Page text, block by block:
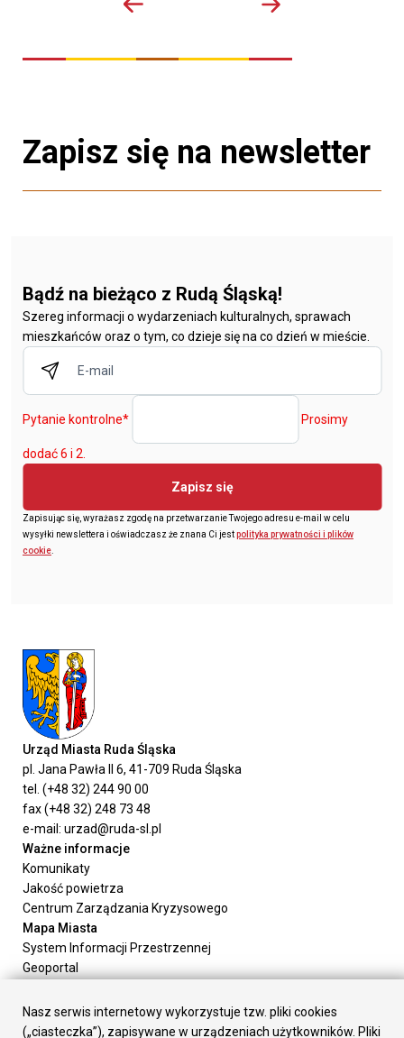
Zapisz się na newsletter
Bądź na bieżąco z Rudą Śląską!
Szereg informacji o wydarzeniach kulturalnych, sprawach
mieszkańców oraz o tym, co dzieje się na co dzień w mieście.
Pytanie kontrolne* Prosimy
dodać 6 i 2.
Zapisz się
Zapisując się, wyrażasz zgodę na przetwarzanie Twojego adresu e-mail w celu
wysyłki newslettera i oświadczasz że znana Ci jestpolityka prywatności i plików
cookie.
Urząd Miasta Ruda Śląska
pl. Jana Pawła II 6, 41-709 Ruda Śląska
tel. (+48 32) 244 90 00
fax (+48 32) 248 73 48
e-mail: urzad@ruda-sl.pl
Ważne informacje
Komunikaty
Jakość powietrza
Centrum Zarządzania Kryzysowego
Mapa Miasta
System Informacji Przestrzennej
Geoportal
Załatw sprawę
Prezydent Miasta
Nasz serwis internetowy wykorzystuje tzw. pliki cookies
(„ciasteczka”), zapisywane w urządzeniach użytkowników. Pliki